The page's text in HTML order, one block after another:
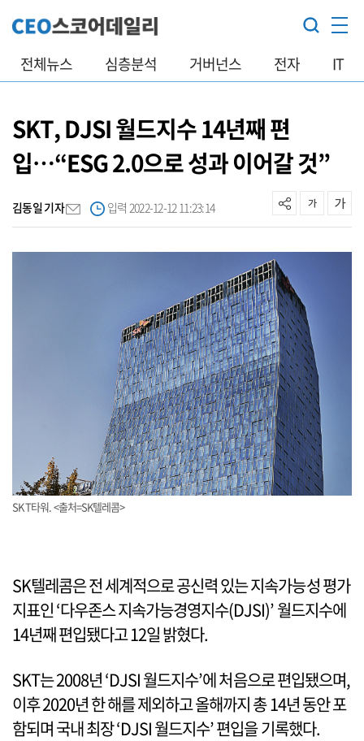
전체뉴스 심층분석 거버넌스 전자 IT
SKT, DJSI 월드지수 14년째 편
입…“ESG 2.0으로 성과 이어갈 것”
김동일 기자 입력 2022-12-12 11:23:14
SK T타워. <출처=SK텔레콤>
SK텔레콤은 전 세계적으로 공신력 있는 지속가능성 평가
지표인 ‘다우존스 지속가능경영지수(DJSI)’ 월드지수에
14년째 편입됐다고 12일 밝혔다.
SKT는 2008년 ‘DJSI 월드지수’에 처음으로 편입됐으며,
이후 2020년 한 해를 제외하고 올해까지 총 14년 동안 포
함되며 국내 최장 ‘DJSI 월드지수’ 편입을 기록했다.